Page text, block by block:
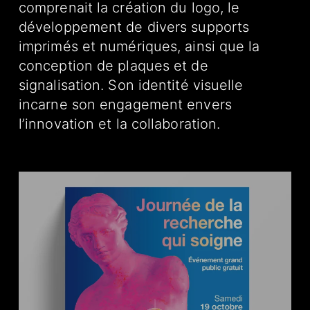
comprenait la création du logo, le
développement de divers supports
imprimés et numériques, ainsi que la
conception de plaques et de
signalisation. Son identité visuelle
incarne son engagement envers
l’innovation et la collaboration.